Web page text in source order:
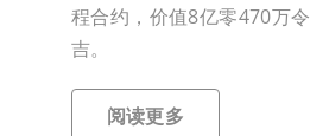
程合约，价值8亿零470万令
吉。
阅读更多